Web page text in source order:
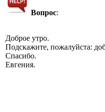
Вопрос:
Доброе утро.
Подскажите, пожалуйста:
Спасибо.
Евгения.